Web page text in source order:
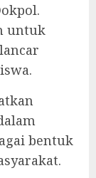
untuk
bentuk